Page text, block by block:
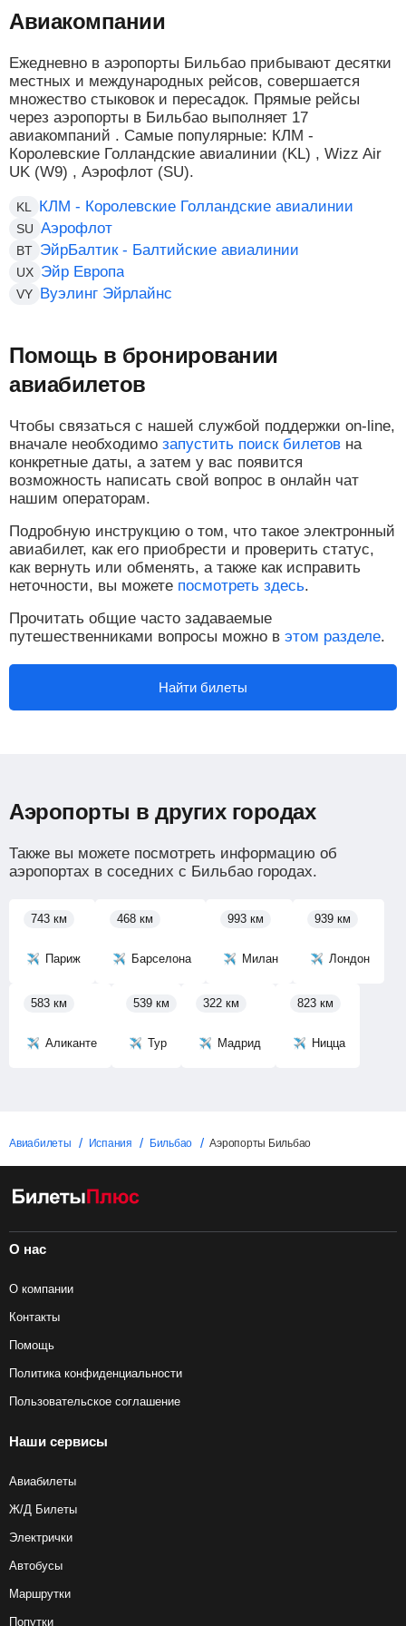
Авиакомпании
Ежедневно в аэропорты Бильбао прибывают десятки
местных и международных рейсов, совершается
множество стыковок и пересадок. Прямые рейсы
через аэропорты в Бильбао выполняет 17
авиакомпаний . Самые популярные: КЛМ -
Королевские Голландские авиалинии (KL) , Wizz Air
UK (W9) , Аэрофлот (SU).
KL КЛМ - Королевские Голландские авиалинии
SU Аэрофлот
BT ЭйрБалтик - Балтийские авиалинии
UX Эйр Европа
VY Вуэлинг Эйрлайнс
Помощь в бронировании
авиабилетов
Чтобы связаться с нашей службой поддержки on-line,
вначале необходимо запустить поиск билетов на
конкретные даты, а затем у вас появится
возможность написать свой вопрос в онлайн чат
нашим операторам.
Подробную инструкцию о том, что такое электронный
авиабилет, как его приобрести и проверить статус,
как вернуть или обменять, а также как исправить
неточности, вы можете посмотреть здесь.
Прочитать общие часто задаваемые
путешественниками вопросы можно в этом разделе.
Найти билеты
Аэропорты в других городах
Также вы можете посмотреть информацию об
аэропортах в соседних с Бильбао городах.
Париж
743 км
Барселона
468 км
Милан
993 км
Лондон
939 км
Аликанте
583 км
Тур
539 км
Мадрид
322 км
Ницца
823 км
Авиабилеты Испания Бильбао Аэропорты Бильбао
О нас
О компании
Контакты
Помощь
Политика конфиденциальности
Пользовательское соглашение
Наши сервисы
Авиабилеты
Ж/Д Билеты
Электрички
Автобусы
Маршрутки
Попутки